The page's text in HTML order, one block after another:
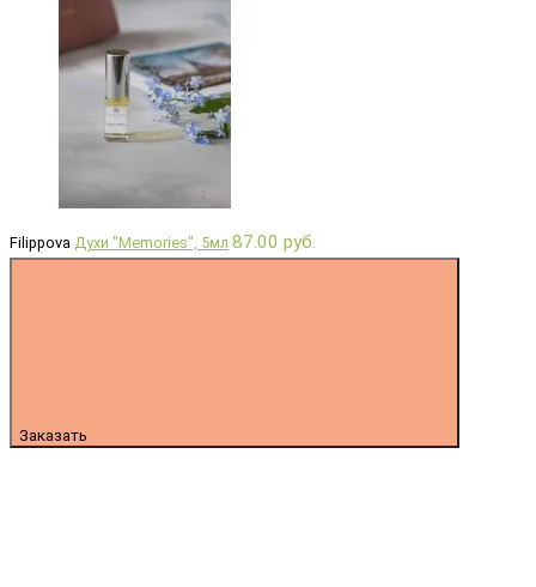
Filippova Духи "Memories", 5мл 87.00 руб.
Заказать